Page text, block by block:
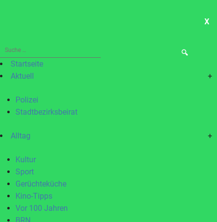
X
Suche
nach:Startseite
Aktuell
+
Polizei
Stadtbezirksbeirat
Alltag +
Kultur
Sport
Gerüchteküche
Kino-Tipps
Vor 100 Jahren